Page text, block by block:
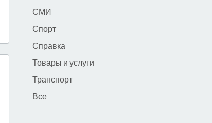
СМИ
Спорт
Справка
Товары и услуги
Транспорт
Все